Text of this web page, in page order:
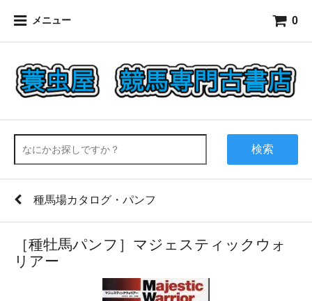
メニュー 0
検索
種馬場カタログ・パンフ
［種牡馬パンフ］マジェスティックウォ
リアー